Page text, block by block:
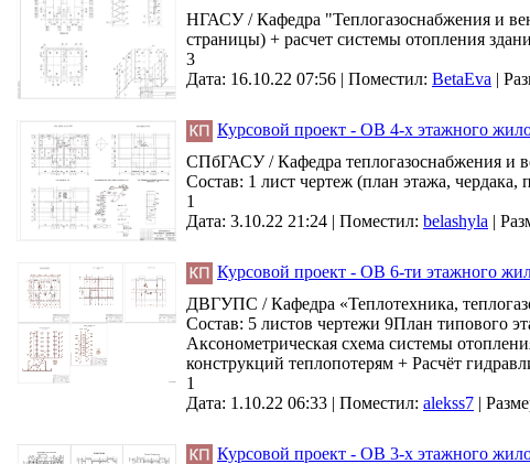
НГАСУ / Кафедра "Теплогазоснабжения и
страницы) + расчет системы отопления
3
Дата: 16.10.22 07:56 | Поместил: BetaEva |
Курсовой проект - ОВ 4-х этажного
СПбГАСУ / Кафедра теплогазоснабжения и
Состав: 1 лист чертеж (план этажа,
1
Дата: 3.10.22 21:24 | Поместил: belashyla |
Курсовой проект - ОВ 6-ти этажного
ДВГУПС / Кафедра «Теплотехника,
Состав: 5 листов чертежи 9План типового
Аксонометрическая схема системы
конструкций теплопотерям + Расчёт
1
Дата: 1.10.22 06:33 | Поместил: alekss7 |
Курсовой проект - ОВ 3-х этажного